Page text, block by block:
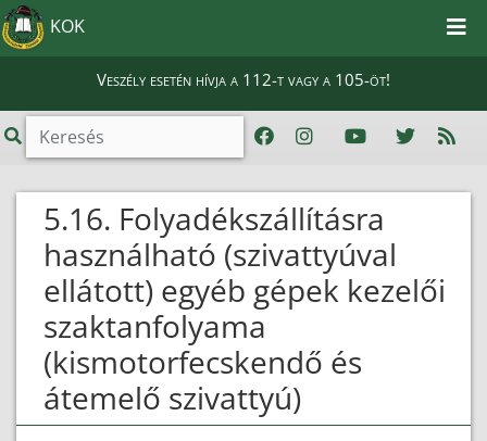
KOK
Veszély esetén hívja a 112-t vagy a 105-öt!
5.16. Folyadékszállításra
használható (szivattyúval
ellátott) egyéb gépek kezelői
szaktanfolyama
(kismotorfecskendő és
átemelő szivattyú)